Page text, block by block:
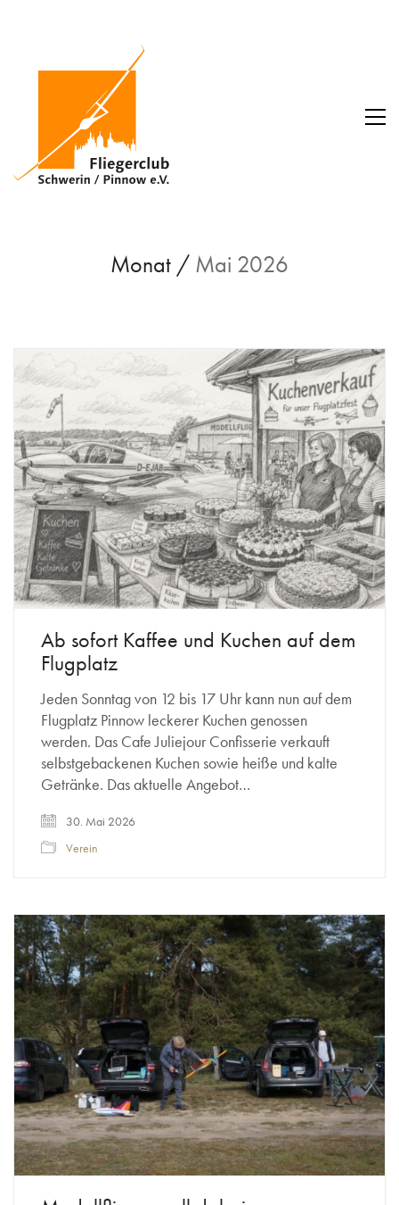
Monat / Mai 2026
Ab sofort Kaffee und Kuchen auf dem
Flugplatz
Jeden Sonntag von 12 bis 17 Uhr kann nun auf dem
Flugplatz Pinnow leckerer Kuchen genossen
werden. Das Cafe Juliejour Confisserie verkauft
selbstgebackenen Kuchen sowie heiße und kalte
Getränke. Das aktuelle Angebot…
30. Mai 2026
Verein